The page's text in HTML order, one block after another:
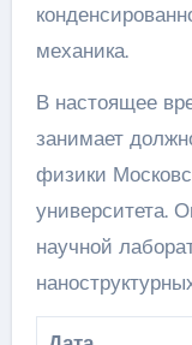
механика.
В настоящее
занимает
физики
университета.
научной